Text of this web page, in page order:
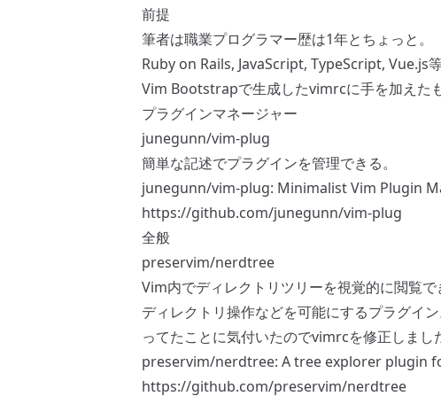
前提
筆者は職業プログラマー歴は1年とちょっと。
Ruby on Rails, JavaScript, TypeScript, Vue.js等
Vim Bootstrapで生成したvimrcに手を加えた
プラグインマネージャー
junegunn/vim-plug
簡単な記述でプラグインを管理できる。
junegunn/vim-plug: Minimalist Vim Plugin
https://github.com/junegunn/vim-plug
全般
preservim/nerdtree
Vim内でディレクトリツリーを視覚的に閲覧
ディレクトリ操作などを可能にするプラグイ
ってたことに気付いたのでvimrcを修正しまし
preservim/nerdtree: A tree explorer plugin
https://github.com/preservim/nerdtree